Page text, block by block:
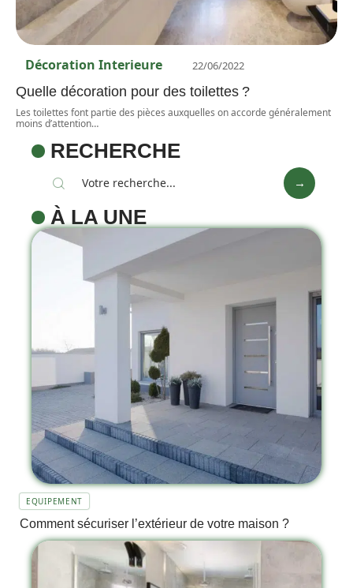
Décoration Interieure 22/06/2022
Quelle décoration pour des toilettes ?
Les toilettes font partie des pièces auxquelles on accorde généralement
moins d’attention…
RECHERCHE
À LA UNE
EQUIPEMENT
Comment sécuriser l’extérieur de votre maison ?